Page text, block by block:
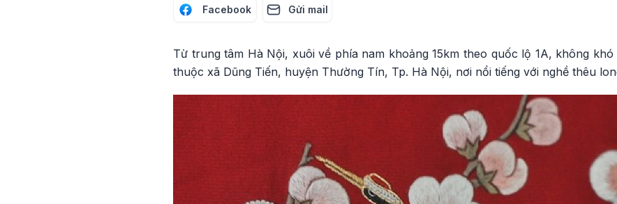
Facebook Gửi mail
Từ trung tâm Hà Nội, xuôi về phía nam khoảng 15km theo quốc lộ 1A, không
thuộc xã Dũng Tiến, huyện Thường Tín, Tp. Hà Nội, nơi nổi tiếng với nghề thêu